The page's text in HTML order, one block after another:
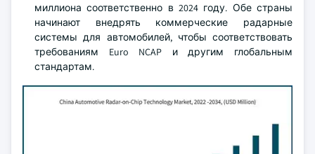
миллиона соответственно в 2024 году. Обе страны
начинают внедрять коммерческие радарные
системы для автомобилей, чтобы соответствовать
требованиям Euro NCAP и другим глобальным
стандартам.